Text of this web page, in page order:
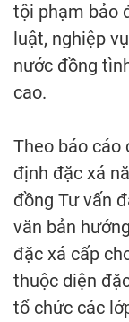
tội phạm bảo
luật, nghiệp
nước đồng
cao.
Theo báo cáo
định đặc xá
đồng Tư vấn
văn bản
đặc xá cấp
thuộc diện
tổ chức các